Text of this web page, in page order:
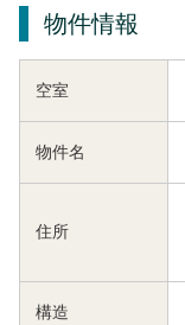
物件情報
空室
物件名
住所
構造